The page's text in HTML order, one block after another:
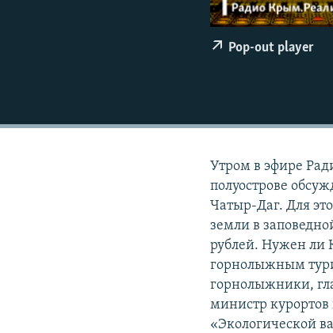
Pop-out player
Утром в эфире
полуострове
Чатыр-Даг. Для
земли в
рублей. Нужен ли
горнолыжным
горнолыжники,
министр
«Экологической